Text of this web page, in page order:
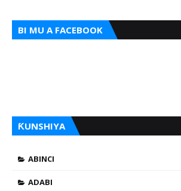
BI MU A FACEBOOK
ƘUNSHIYA
ABINCI
ADABI